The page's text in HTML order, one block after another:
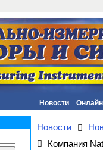
Новости
Новости
Компания